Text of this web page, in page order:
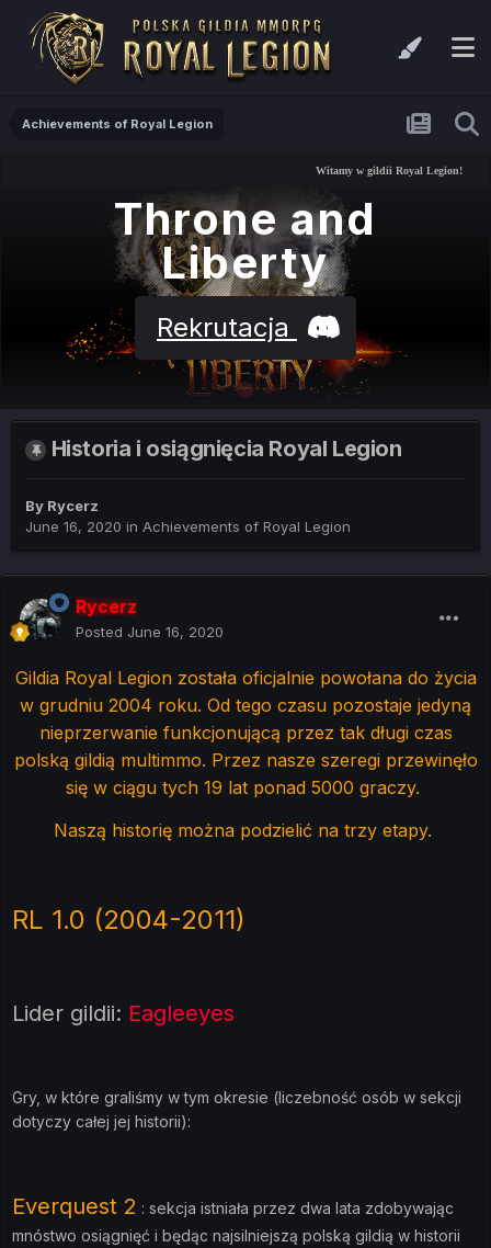
Achievements of Royal Legion
Witamy w gildii Royal Legion!
Throne and
Liberty
Rekrutacja
Historia i osiągnięcia Royal Legion
By Rycerz
June 16, 2020 in Achievements of Royal Legion
Rycerz
Posted June 16, 2020
Gildia Royal Legion została oficjalnie powołana do życia
w grudniu 2004 roku. Od tego czasu pozostaje jedyną
nieprzerwanie funkcjonującą przez tak długi czas
polską gildią multimmo. Przez nasze szeregi przewinęło
się w ciągu tych 19 lat ponad 5000 graczy.
Naszą historię można podzielić na trzy etapy.
RL 1.0 (2004-2011)
Lider gildii: Eagleeyes
Gry, w które graliśmy w tym okresie (liczebność osób w sekcji
dotyczy całej jej historii):
Everquest 2 : sekcja istniała przez dwa lata zdobywając
mnóstwo osiągnięć i będąc najsilniejszą polską gildią w historii